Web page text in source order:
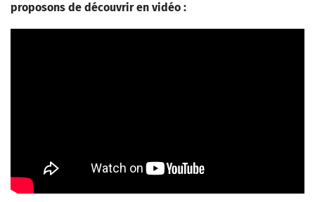
proposons de découvrir en vidéo :